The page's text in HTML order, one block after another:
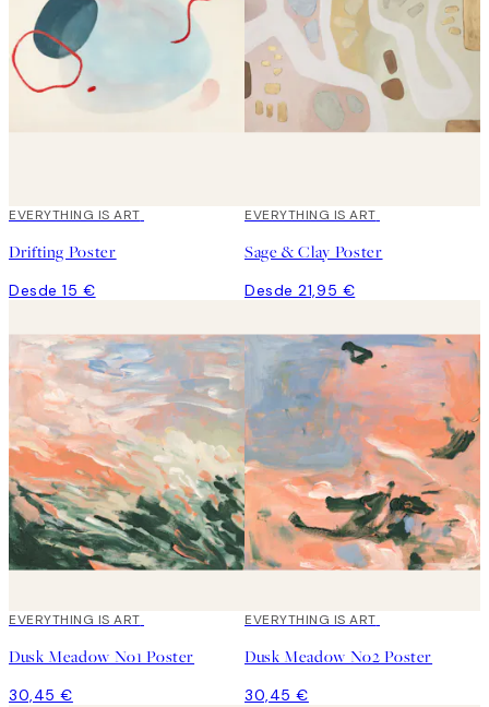
EVERYTHING IS ART
Drifting Poster
Desde 15 €
EVERYTHING IS ART
Sage & Clay Poster
Desde 21,95 €
EVERYTHING IS ART
Dusk Meadow No1 Poster
30,45 €
EVERYTHING IS ART
Dusk Meadow No2 Poster
30,45 €